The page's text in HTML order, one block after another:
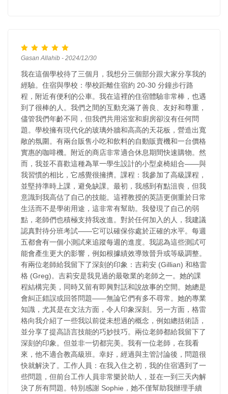
Gasan Allahib - 2024/12/30
我在這個學校待了三個月，我想分三個部分跟大家分享我的
經驗。住宿與學校：學校距離住宿約 20-30 分鐘步行路
程，附近有便利的公車。我在這裡的住宿體驗非常棒，也遇
到了很棒的人。我們之間的互動充滿了善良、友好和尊重，
儘管我們年齡不同，但我們共用浴室和廚房卻沒有任何問
題。學校擁有現代化的玻璃外牆和高高的天花板，營造出寬
敞的氛圍。有兩台販售小吃和飲料的自動販賣機和一台價格
實惠的咖啡機。附近的商店非常適合休息期間快速購物。然
而，我並不喜歡這種為單一學生設計的小型桌椅組合——與
我習慣的相比，它感覺很擁擠。課程：我參加了高級課程，
並堅持準時上課，避免缺課。最初，我感到有點沮喪，但我
意識到我高估了自己的技能。這裡教授的英語更側重於日常
生活而不是學術用途，這非常有幫助。我發現了自己的弱
點，老師們也積極支持我改進。對於任何加入的人，我建議
認真對待分班考試——它可以確保你處於正確的水平。每週
五都會有一個小測試來追蹤每週的進度。我認為這些測試可
能會產生更大的影響，例如根據績效導致晉升或等級調整。
有兩位老師給我留下了深刻的印象：吉莉安 (Gillian) 和格雷
格 (Greg)。吉莉安是我見過的最敬業的老師之一。她的課
程結構完美，同時又留有即興對話和說故事的空間。她總是
會糾正錯誤或回答問題——無論它們有多不尋常。她的專業
知識，尤其是在文法方面，令人印象深刻。另一方面，格雷
格向我介紹了一些我以前從未想過的概念，例如總括術語，
並分享了提高語言技能的巧妙技巧。兩位老師都給我留下了
深刻的印象。但並非一切都完美。我有一位老師，在我看
來，他不適合教高級班。幸好，經過與主管討論後，問題很
快就解決了。工作人員：在我入住之初，我的住宿遇到了一
些問題，但前台工作人員非常樂於助人，並在一到三天內解
決了所有問題。特別感謝 Sophie，她不僅幫助我辦理手續